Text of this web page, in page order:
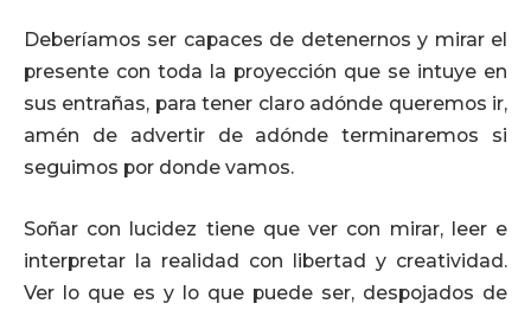
Deberíamos ser capaces de detenernos y mirar el
presente con toda la proyección que se intuye en
sus entrañas, para tener claro adónde queremos ir,
amén de advertir de adónde terminaremos si
seguimos por donde vamos.
Soñar con lucidez tiene que ver con mirar, leer e
interpretar la realidad con libertad y creatividad.
Ver lo que es y lo que puede ser, despojados de